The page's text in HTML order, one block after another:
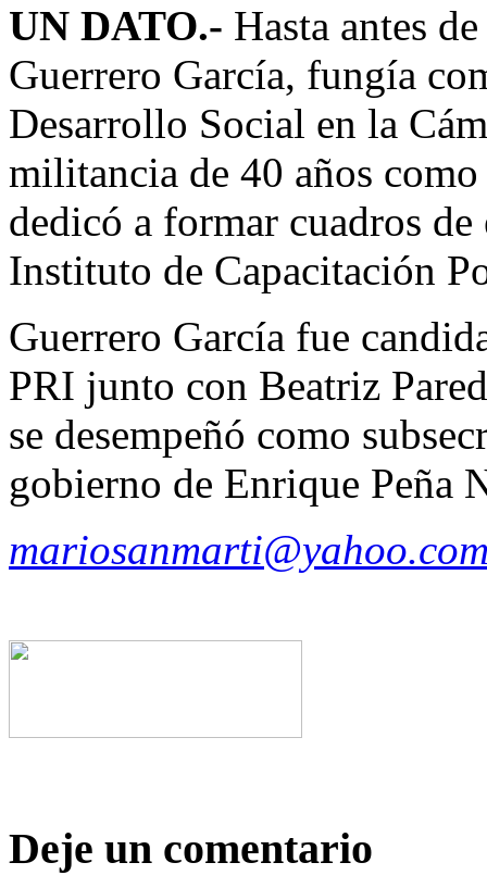
UN DATO.- Hasta antes
Guerrero García, fungía
Desarrollo Social en la
militancia de 40 años
dedicó a formar cuadros
Instituto de Capacitación
Guerrero García fue
PRI junto con Beatriz
se desempeñó como
gobierno de Enrique Peña
Deje un comentario